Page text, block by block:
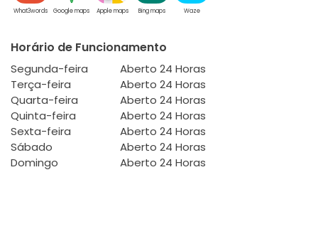
What3words Google maps Apple maps Bing maps Waze
Horário de Funcionamento
Segunda-feira
Aberto 24 Horas
Terça-feira
Aberto 24 Horas
Quarta-feira
Aberto 24 Horas
Quinta-feira
Aberto 24 Horas
Sexta-feira
Aberto 24 Horas
Sábado
Aberto 24 Horas
Domingo
Aberto 24 Horas